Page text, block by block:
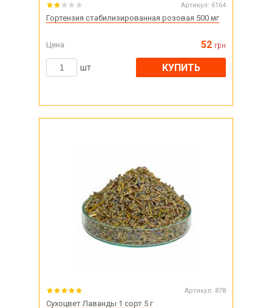
Артикул: 6164
Гортензия стабилизированная розовая 500 мг
Цена 52 грн
шт КУПИТЬ
Артикул: 878
Сухоцвет Лаванды 1 сорт 5 г